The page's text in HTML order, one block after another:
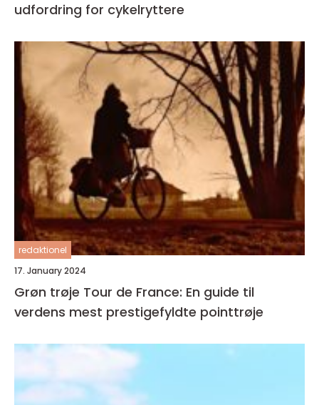
udfordring for cykelryttere
redaktionel
17. January 2024
Grøn trøje Tour de France: En guide til
verdens mest prestigefyldte pointtrøje